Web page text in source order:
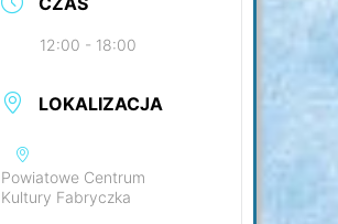
12:00 - 18:00
LOKALIZACJA
Powiatowe Centrum
Kultury Fabryczka